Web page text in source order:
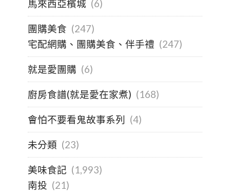
馬來西亞檳城 (6)
團購美食 (247)
宅配網購、團購美食、伴手禮 (247)
就是愛團購 (6)
廚房食譜(就是愛在家煮) (168)
會怕不要看鬼故事系列 (4)
未分類 (23)
美味食記 (1,993)
南投 (21)